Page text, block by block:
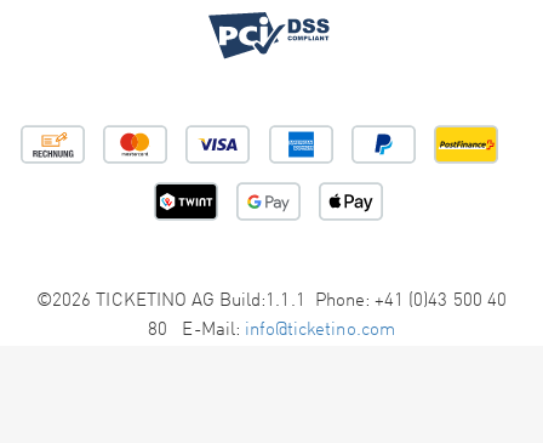
©2026 TICKETINO AG Build:1.1.1 Phone: +41 (0)43 500 40
80 E-Mail: info@ticketino.com